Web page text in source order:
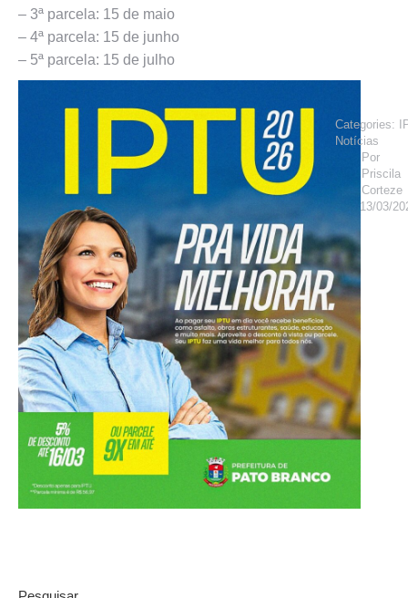
– 3ª parcela: 15 de maio
– 4ª parcela: 15 de junho
– 5ª parcela: 15 de julho
Categories:
Notícias
Por
Priscila
Corteze
13/03/